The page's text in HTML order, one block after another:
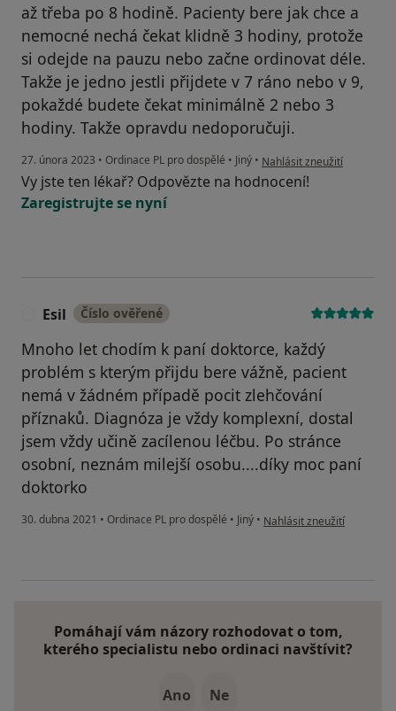
až třeba po 8 hodině. Pacienty bere jak chce a
nemocné nechá čekat klidně 3 hodiny, protože
si odejde na pauzu nebo začne ordinovat déle.
Takže je jedno jestli přijdete v 7 ráno nebo v 9,
pokaždé budete čekat minimálně 2 nebo 3
hodiny. Takže opravdu nedoporučuji.
27. února 2023 • Ordinace PL pro dospělé • Jiný • podle názoru uživatele L.
Nahlásit zneužití
Vy jste ten lékař? Odpovězte na hodnocení!
Zaregistrujte se nyní
Esil Číslo ověřené
Mnoho let chodím k paní doktorce, každý
problém s kterým přijdu bere vážně, pacient
nemá v žádném případě pocit zlehčování
příznaků. Diagnóza je vždy komplexní, dostal
jsem vždy učině zacílenou léčbu. Po stránce
osobní, neznám milejší osobu....díky moc paní
doktorko
30. dubna 2021 • Ordinace PL pro dospělé • Jiný • podle názoru uživatele Esil
Nahlásit zneužití
Pomáhají vám názory rozhodovat o tom,
kterého specialistu nebo ordinaci navštívit?
Ano Ne